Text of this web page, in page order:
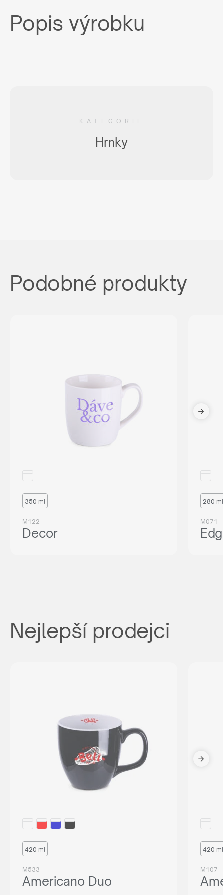
Popis výrobku
KATEGORIE
Hrnky
Podobné produkty
350 ml
M122
Decor
280 ml
M071
Nejlepší prodejci
420 ml
M533
Americano Duo
420 ml
M107